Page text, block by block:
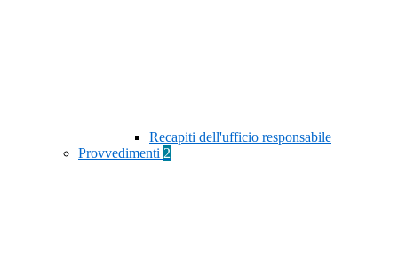
Recapiti dell'ufficio responsabile
Provvedimenti 2